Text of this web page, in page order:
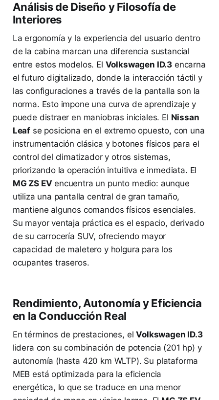
Análisis de Diseño y Filosofía de
Interiores
La ergonomía y la experiencia del usuario dentro
de la cabina marcan una diferencia sustancial
entre estos modelos. El Volkswagen ID.3 encarna
el futuro digitalizado, donde la interacción táctil y
las configuraciones a través de la pantalla son la
norma. Esto impone una curva de aprendizaje y
puede distraer en maniobras iniciales. El Nissan
Leaf se posiciona en el extremo opuesto, con una
instrumentación clásica y botones físicos para el
control del climatizador y otros sistemas,
priorizando la operación intuitiva e inmediata. El
MG ZS EV encuentra un punto medio: aunque
utiliza una pantalla central de gran tamaño,
mantiene algunos comandos físicos esenciales.
Su mayor ventaja práctica es el espacio, derivado
de su carrocería SUV, ofreciendo mayor
capacidad de maletero y holgura para los
ocupantes traseros.
Rendimiento, Autonomía y Eficiencia
en la Conducción Real
En términos de prestaciones, elVolkswagen ID.3
lidera con su combinación de potencia (201 hp) y
autonomía (hasta 420 km WLTP). Su plataforma
MEB está optimizada para la eficiencia
energética, lo que se traduce en una menor